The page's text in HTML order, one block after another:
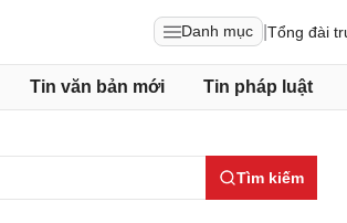
Danh mục Tổng đài
Tin văn bản mới Tin pháp luật
Tìm kiếm